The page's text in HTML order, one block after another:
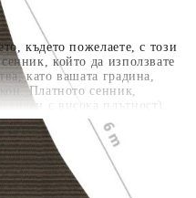
където пожелаете, с този
който да използвате
като вашата градина,
Платното сенник,
с висока плътност),
допуска достатъчно
материалът е специално
и UV лъчи. Сенникът се
елементи от
и включените въжета.